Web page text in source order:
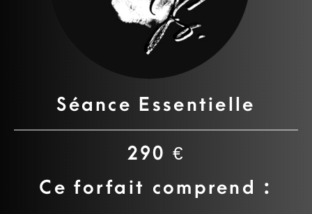
Séance Essentielle
290 €
Ce forfait comprend :